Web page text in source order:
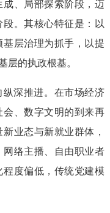
、局部探索阶段，迈
。其核心特征是：以
层治理为抓手，以提
层的执政根基。
深推进。在市场经济
、数字文明的到来再
业态与新就业群体，
络主播、自由职业者
度偏低，传统党建模